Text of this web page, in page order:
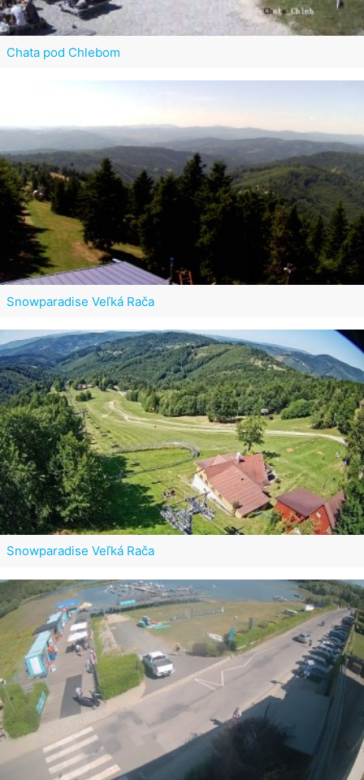
Chata pod Chlebom
Snowparadise Veľká Rača
Snowparadise Veľká Rača